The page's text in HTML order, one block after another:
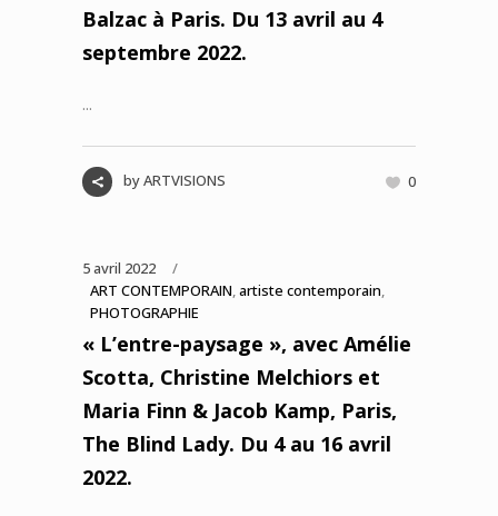
Balzac à Paris. Du 13 avril au 4
septembre 2022.
...
byARTVISIONS 0
5 avril 2022
ART CONTEMPORAIN,artiste contemporain,
PHOTOGRAPHIE
« L’entre-paysage », avec Amélie
Scotta, Christine Melchiors et
Maria Finn & Jacob Kamp, Paris,
The Blind Lady. Du 4 au 16 avril
2022.